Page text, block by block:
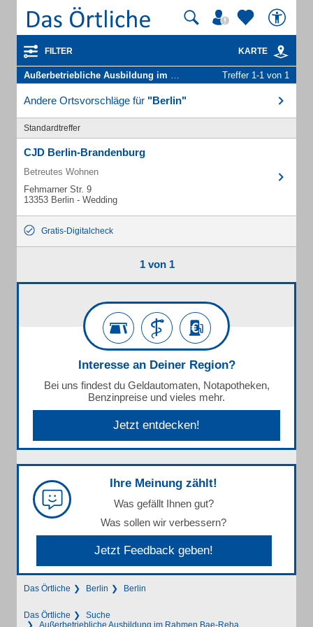
FILTER KARTE
Außerbetriebliche Ausbildung im Rahmen Bae-Reha in Berlin
Treffer 1-1 von 1
Andere Ortsvorschläge für "Berlin"
Standardtreffer
CJD Berlin-Brandenburg
Betreutes Wohnen
Fehmarner Str. 9
13353 Berlin - Wedding
Gratis-Digitalcheck
1 von 1
Interesse an Deiner Region?
Bei uns findest du Geldautomaten, Notapotheken,
Benzinpreise und vieles mehr.
Jetzt entdecken!
Ihre Meinung zählt!
Was gefällt Ihnen gut?
Was sollen wir verbessern?
Jetzt Feedback geben!
Das Örtliche Berlin Berlin
Das Örtliche
Suche
Außerbetriebliche Ausbildung im Rahmen Bae-Reha